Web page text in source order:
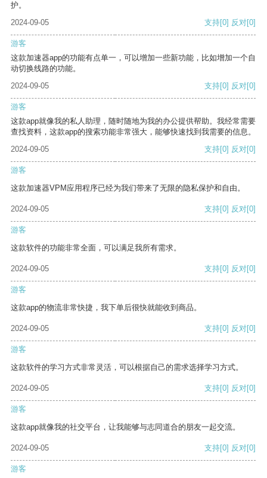
护。
2024-09-05
支持[0] 反对[0]
游客
这款加速器app的功能有点单一，可以增加一些新功能，比如增加一个自
动切换线路的功能。
2024-09-05
支持[0] 反对[0]
游客
这款app就像我的私人助理，随时随地为我的办公提供帮助。我经常需要
查找资料，这款app的搜索功能非常强大，能够快速找到我需要的信息。
2024-09-05
支持[0] 反对[0]
游客
这款加速器VPM应用程序已经为我们带来了无限的隐私保护和自由。
2024-09-05 支持[0] 反对[0]
游客
这款软件的功能非常全面，可以满足我所有需求。
2024-09-05 支持[0] 反对[0]
游客
这款app的物流非常快捷，我下单后很快就能收到商品。
2024-09-05 支持[0] 反对[0]
游客
这款软件的学习方式非常灵活，可以根据自己的需求选择学习方式。
2024-09-05 支持[0] 反对[0]
游客
这款app就像我的社交平台，让我能够与志同道合的朋友一起交流。
2024-09-05 支持[0] 反对[0]
游客